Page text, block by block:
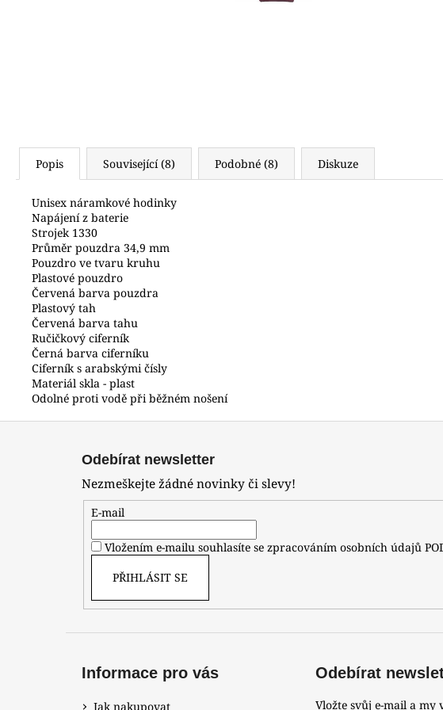
Popis Související (8) Podobné (8) Diskuze
Unisex náramkové hodinky
Napájení z baterie
Strojek 1330
Průměr pouzdra 34,9 mm
Pouzdro ve tvaru kruhu
Plastové pouzdro
Červená barva pouzdra
Plastový tah
Červená barva tahu
Ručičkový ciferník
Černá barva ciferníku
Ciferník s arabskými čísly
Materiál skla - plast
Odolné proti vodě při běžném nošení
Odebírat newsletter
Nezmeškejte žádné novinky či slevy!
E-mail
Vložením e-mailu souhlasíte se zpracováním osobních údajů
PŘIHLÁSIT SE
Informace pro vás
Jak nakupovat
Odebírat
Vložte svůj e-mail a my